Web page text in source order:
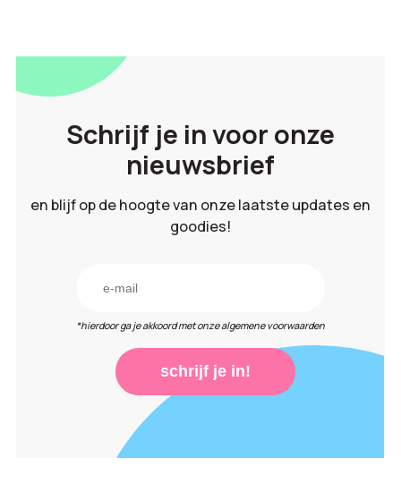
Schrijf je in voor onze
nieuwsbrief
en blijf op de hoogte van onze laatste updates en
goodies!
*hierdoor ga je akkoord met onze algemene voorwaarden
schrijf je in!